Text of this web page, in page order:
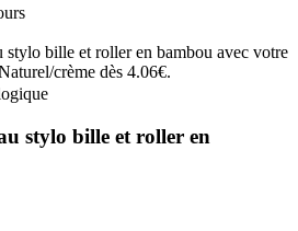
stylo bille et roller en